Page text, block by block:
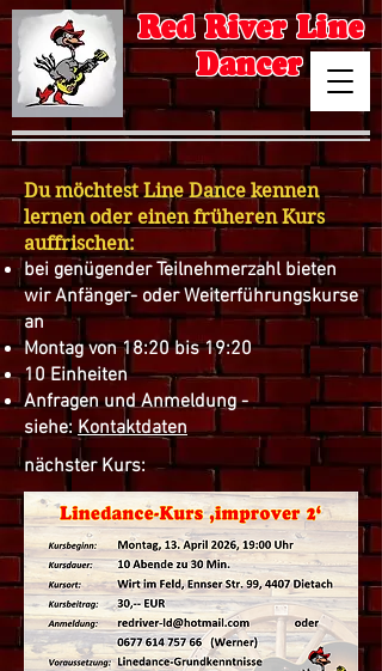
Red River Line
Dancer
Du möchtest Line Dance kennen
lernen oder einen früheren Kurs
auffrischen:
bei genügender Teilnehmerzahl bieten
wir Anfänger- oder Weiterführungskurse
an
Montag von 18:20 bis 19:20
10 Einheiten
Anfragen und Anmeldung -
siehe:Kontaktdaten
nächster Kurs: